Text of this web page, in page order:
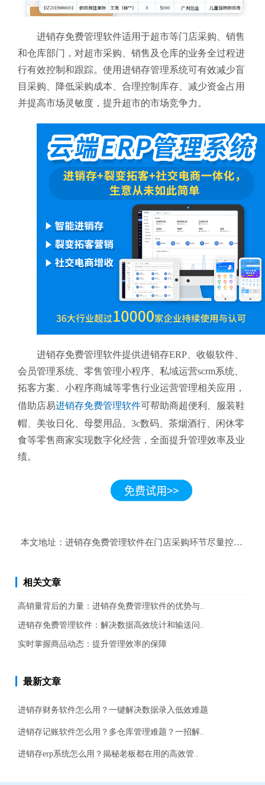
进销存免费管理软件适用于超市等门店采购、销售
和仓库部门，对超市采购、销售及仓库的业务全过程进
行有效控制和跟踪。使用进销存管理系统可有效减少盲
目采购、降低采购成本、合理控制库存、减少资金占用
并提高市场灵敏度，提升超市的市场竞争力。
进销存免费管理软件提供进销存ERP、收银软件、
会员管理系统、零售管理小程序、私域运营scrm系统、
拓客方案、小程序商城等零售行业运营管理相关应用，
借助店易进销存免费管理软件可帮助商超便利、服装鞋
帽、美妆日化、母婴用品、3c数码、茶烟酒行、闲休零
食等零售商家实现数字化经营，全面提升管理效率及业
绩。
本文地址： 进销存免费管理软件在门店采购环节尽量控制成本
相关文章
高销量背后的力量：进销存免费管理软件的优势与..
进销存免费管理软件：解决数据高效统计和输送问..
实时掌握商品动态：提升管理效率的保障
最新文章
进销存财务软件怎么用？一键解决数据录入低效难题
进销存记账软件怎么用？多仓库管理难题？一招解..
进销存erp系统怎么用？揭秘老板都在用的高效管..